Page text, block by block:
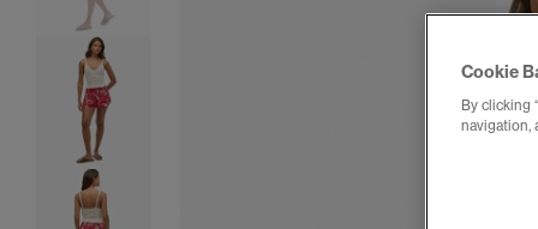
Cookie
By clicking
navigation,